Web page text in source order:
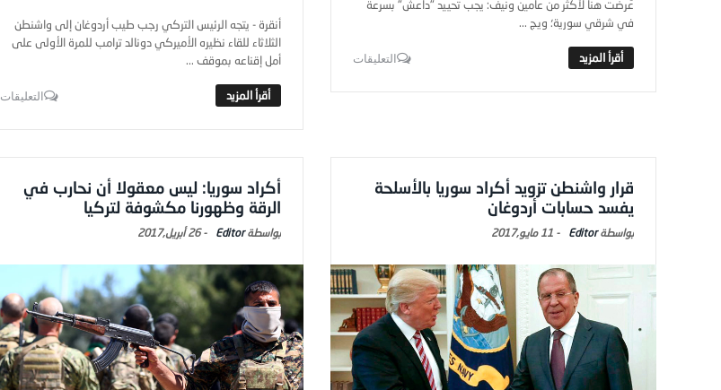
عُرضت هنا لأكثر من عامين ونيف: يجب تحييد "داعش" بسرعة
في شرقي سورية؛ ويج ...
التعليقات
أنقرة - يتجه الرئيس التركي رجب طيب أردوغان إلى واشنطن
الثلاثاء للقاء نظيره الأميركي دونالد ترامب للمرة الأولى على
أمل إقناعه بموقف ...
التعليقات
قرار واشنطن تزويد أكراد سوريا بالأسلحة
يفسد حسابات أردوغان
Editor
- 11 مايو,2017
أكراد سوريا: ليس معقولا أن نحارب في
الرقة وظهورنا مكشوفة لتركيا
Editor
-26 أبريل,2017